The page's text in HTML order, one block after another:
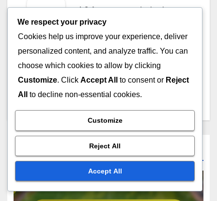
4-2-1, concentrandosi sul
massimizzare il potenziale dei
giocatori e il lavoro di squadra.
Quando non è in campo, ama
analizzare le riprese delle partite
e condividere intuizioni con altri
appassionati.
We respect your privacy
Cookies help us improve your experience, deliver
personalized content, and analyze traffic. You can
choose which cookies to allow by clicking
Customize. Click Accept All to consent or Reject
All
to decline non-essential cookies.
Customize
Reject All
Accept All